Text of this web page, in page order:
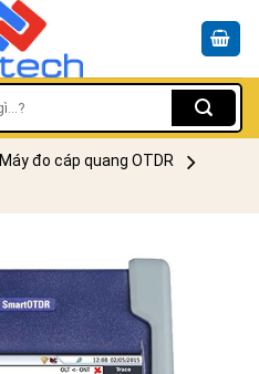
Máy đo cáp quang OTDR